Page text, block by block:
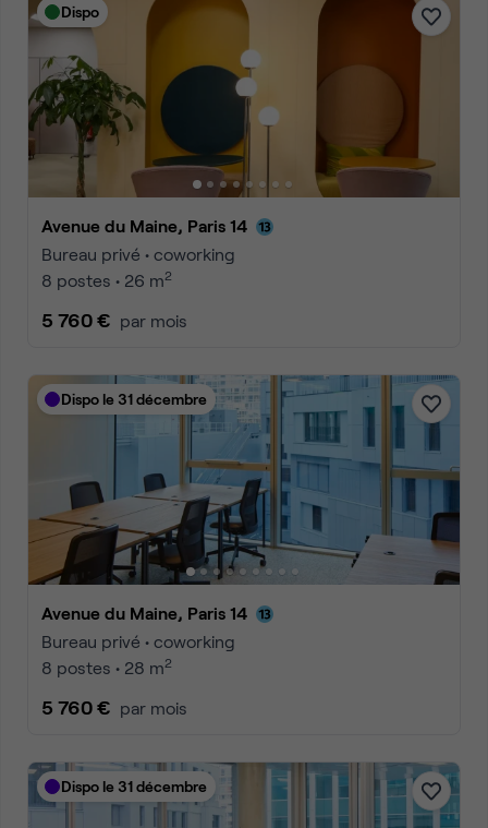
Dispo
Avenue du Maine, Paris 14
Bureau privé • coworking
8 postes • 26 m2
5 760 € par mois
Dispo le 31 décembre
Avenue du Maine, Paris 14
Bureau privé • coworking
8 postes • 28 m2
5 760 € par mois
Dispo le 31 décembre